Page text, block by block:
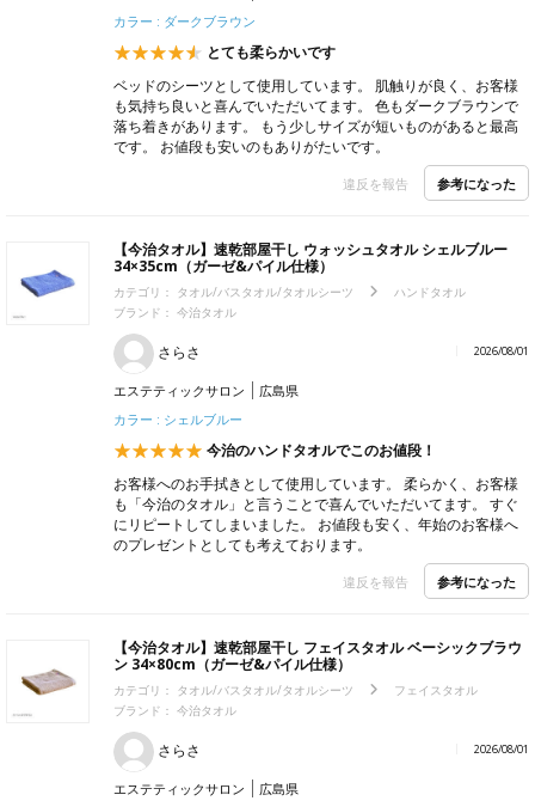
カラー : ダークブラウン
とても柔らかいです
ベッドのシーツとして使用しています。 肌触りが良く、お客様
も気持ち良いと喜んでいただいてます。 色もダークブラウンで
落ち着きがあります。 もう少しサイズが短いものがあると最高
です。 お値段も安いのもありがたいです。
違反を報告 参考になった
【今治タオル】速乾部屋干し ウォッシュタオル シェルブルー
34×35cm（ガーゼ&パイル仕様）
カテゴリ： タオル/バスタオル/タオルシーツ
ハンドタオル
ブランド： 今治タオル
さらさ 2026/08/01
エステティックサロン
広島県
カラー : シェルブルー
今治のハンドタオルでこのお値段！
お客様へのお手拭きとして使用しています。 柔らかく、お客様
も「今治のタオル」と言うことで喜んでいただいてます。 すぐ
にリピートしてしまいました。 お値段も安く、年始のお客様へ
のプレゼントとしても考えております。
違反を報告 参考になった
【今治タオル】速乾部屋干し フェイスタオル ベーシックブラウ
ン 34×80cm（ガーゼ&パイル仕様）
カテゴリ： タオル/バスタオル/タオルシーツ
フェイスタオル
ブランド： 今治タオル
さらさ 2026/08/01
エステティックサロン
広島県